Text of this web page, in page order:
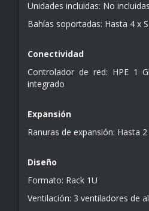
Unidades incluidas: No
Bahías soportadas: Hasta 4 x
Conectividad
Controlador de red: HPE 1
integrado
Expansión
Ranuras de expansión: Hasta 2
Diseño
Formato: Rack 1U
Ventilación: 3 ventiladores de